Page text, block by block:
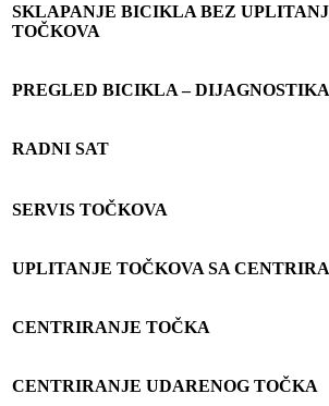
SKLAPANJE BICIKLA BEZ
TOČKOVA
PREGLED BICIKLA – DIJAGNOSTIKA
RADNI SAT
SERVIS TOČKOVA
UPLITANJE TOČKOVA SA
CENTRIRANJE TOČKA
CENTRIRANJE UDARENOG TOČKA